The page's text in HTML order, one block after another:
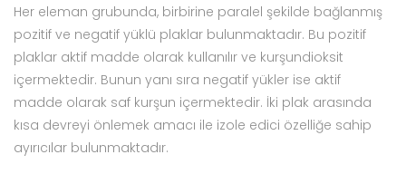
Her eleman grubunda, birbirine paralel şekilde bağlanmış
pozitif ve negatif yüklü plaklar bulunmaktadır. Bu pozitif
plaklar aktif madde olarak kullanılır ve kurşundioksit
içermektedir. Bunun yanı sıra negatif yükler ise aktif
madde olarak saf kurşun içermektedir. İki plak arasında
kısa devreyi önlemek amacı ile izole edici özelliğe sahip
ayırıcılar bulunmaktadır.